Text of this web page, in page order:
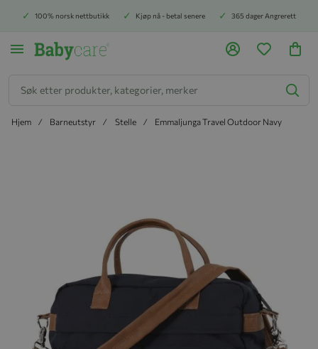
100% norsk nettbutikk Kjøp nå - betal senere 365 dager Angrerett
Hjem Barneutstyr Stelle Emmaljunga Travel Outdoor Navy